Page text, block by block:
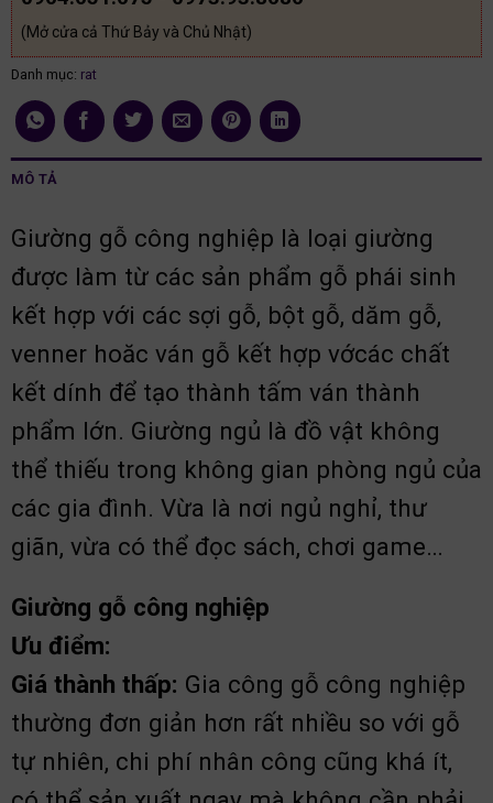
(Mở cửa cả Thứ Bảy và Chủ Nhật)
Danh mục: rat
MÔ TẢ
Giường gỗ công nghiệp là loại giường
được làm từ các sản phẩm gỗ phái sinh
kết hợp với các sợi gỗ, bột gỗ, dăm gỗ,
venner hoăc ván gỗ kết hợp vớcác chất
kết dính để tạo thành tấm ván thành
phẩm lớn. Giường ngủ là đồ vật không
thể thiếu trong không gian phòng ngủ của
các gia đình. Vừa là nơi ngủ nghỉ, thư
giãn, vừa có thể đọc sách, chơi game…
Giường gỗ công nghiệp
Ưu điểm:
Giá thành thấp: Gia công gỗ công nghiệp
thường đơn giản hơn rất nhiều so với gỗ
tự nhiên, chi phí nhân công cũng khá ít,